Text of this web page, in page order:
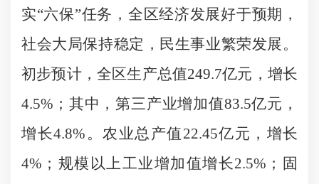
实“六保”任务，全区经济发展好于预期，
社会大局保持稳定，民生事业繁荣发展。
初步预计，全区生产总值249.7亿元，增长
4.5%；其中，第三产业增加值83.5亿元，
增长4.8%。农业总产值22.45亿元，增长
4%；规模以上工业增加值增长2.5%；固